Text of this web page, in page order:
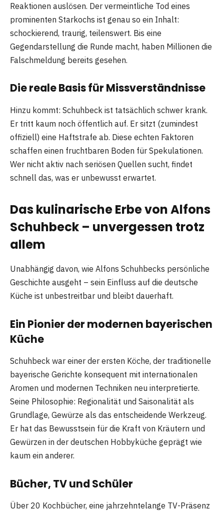
Reaktionen auslösen. Der vermeintliche Tod eines
prominenten Starkochs ist genau so ein Inhalt:
schockierend, traurig, teilenswert. Bis eine
Gegendarstellung die Runde macht, haben Millionen die
Falschmeldung bereits gesehen.
Die reale Basis für Missverständnisse
Hinzu kommt: Schuhbeck ist tatsächlich schwer krank.
Er tritt kaum noch öffentlich auf. Er sitzt (zumindest
offiziell) eine Haftstrafe ab. Diese echten Faktoren
schaffen einen fruchtbaren Boden für Spekulationen.
Wer nicht aktiv nach seriösen Quellen sucht, findet
schnell das, was er unbewusst erwartet.
Das kulinarische Erbe von Alfons
Schuhbeck – unvergessen trotz
allem
Unabhängig davon, wie Alfons Schuhbecks persönliche
Geschichte ausgeht – sein Einfluss auf die deutsche
Küche ist unbestreitbar und bleibt dauerhaft.
Ein Pionier der modernen bayerischen
Küche
Schuhbeck war einer der ersten Köche, der traditionelle
bayerische Gerichte konsequent mit internationalen
Aromen und modernen Techniken neu interpretierte.
Seine Philosophie: Regionalität und Saisonalität als
Grundlage, Gewürze als das entscheidende Werkzeug.
Er hat das Bewusstsein für die Kraft von Kräutern und
Gewürzen in der deutschen Hobbyküche geprägt wie
kaum ein anderer.
Bücher, TV und Schüler
Über 20 Kochbücher, eine jahrzehntelange TV-Präsenz